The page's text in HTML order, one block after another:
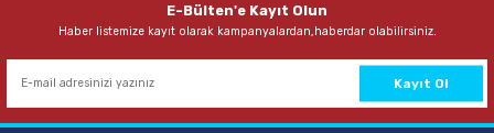
E-Bülten'e Kayıt Olun
Haber listemize kayıt olarak kampanyalardan,haberdar olabilirsiniz.
Kayıt Ol